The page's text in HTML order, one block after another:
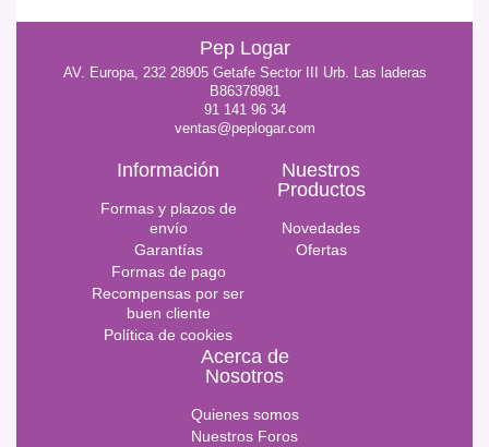
Pep Logar
AV. Europa, 232 28905 Getafe Sector III Urb. Las laderas
B86378981
91 141 96 34
ventas@peplogar.com
Información
Formas y plazos de
envío
Garantías
Formas de pago
Recompensas por ser
buen cliente
Política de cookies
Nuestros
Productos
Novedades
Ofertas
Acerca de
Nosotros
Quienes somos
Nuestros Foros